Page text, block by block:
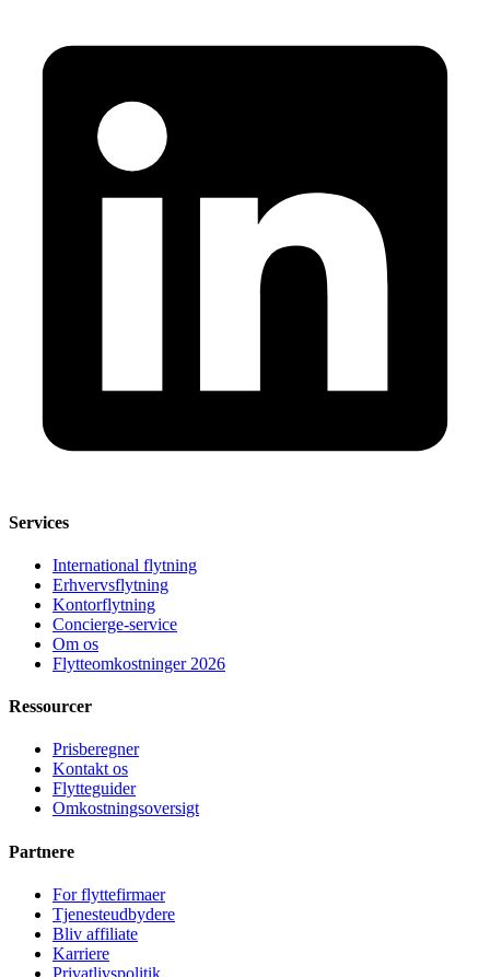
Services
International flytning
Erhvervsflytning
Kontorflytning
Concierge-service
Om os
Flytteomkostninger 2026
Ressourcer
Prisberegner
Kontakt os
Flytteguider
Omkostningsoversigt
Partnere
For flyttefirmaer
Tjenesteudbydere
Bliv affiliate
Karriere
Privatlivspolitik